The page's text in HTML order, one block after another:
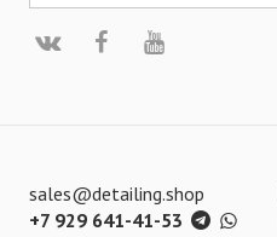
sales@detailing.shop
+7 929 641-41-53